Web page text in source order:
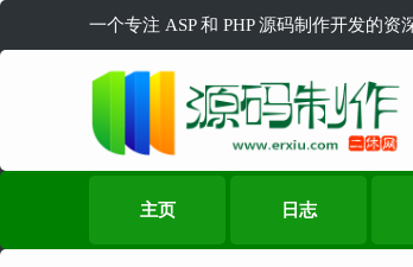
一个专注 ASP 和 PHP 源码制作开发的
主页 日志